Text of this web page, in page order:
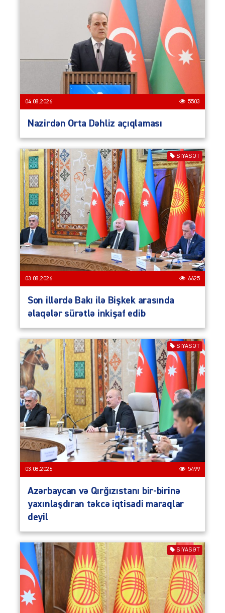
04.08.2026 5503
Nazirdən Orta Dəhliz açıqlaması
SIYASƏT
03.08.2026 6625
Son illərdə Bakı ilə Bişkek arasında
əlaqələr sürətlə inkişaf edib
SIYASƏT
03.08.2026 5499
Azərbaycan və Qırğızıstanı bir-birinə
yaxınlaşdıran təkcə iqtisadi maraqlar
deyil
SIYASƏT